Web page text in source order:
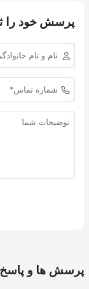
پرسش خود را
پرسش ها و پاسخ